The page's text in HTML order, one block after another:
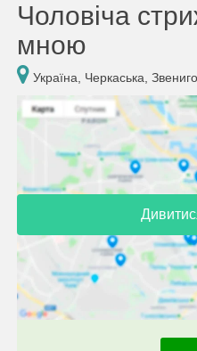
Чоловіча
мною
Україна, Черкаська,